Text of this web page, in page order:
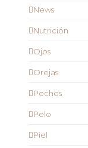
News
Nutrición
Ojos
Orejas
Pechos
Pelo
Piel